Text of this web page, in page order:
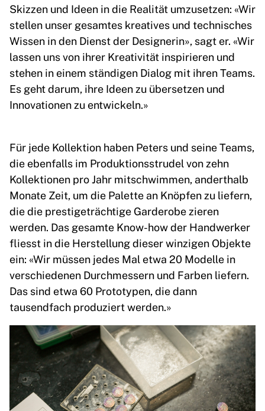
Skizzen und Ideen in die Realität umzusetzen: «Wir
stellen unser gesamtes kreatives und technisches
Wissen in den Dienst der Designerin», sagt er. «Wir
lassen uns von ihrer Kreativität inspirieren und
stehen in einem ständigen Dialog mit ihren Teams.
Es geht darum, ihre Ideen zu übersetzen und
Innovationen zu entwickeln.»
Für jede Kollektion haben Peters und seine Teams,
die ebenfalls im Produktionsstrudel von zehn
Kollektionen pro Jahr mitschwimmen, anderthalb
Monate Zeit, um die Palette an Knöpfen zu liefern,
die die prestigeträchtige Garderobe zieren
werden. Das gesamte Know-how der Handwerker
fliesst in die Herstellung dieser winzigen Objekte
ein: «Wir müssen jedes Mal etwa 20 Modelle in
verschiedenen Durchmessern und Farben liefern.
Das sind etwa 60 Prototypen, die dann
tausendfach produziert werden.»